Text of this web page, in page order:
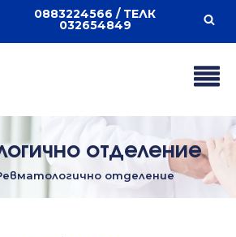
0883224566 / ТЕЛК
032654849
отделение
отделение